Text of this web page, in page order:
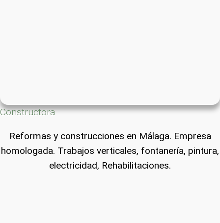
Constructora
Reformas y construcciones en Málaga. Empresa
homologada. Trabajos verticales, fontanería, pintura,
electricidad, Rehabilitaciones.